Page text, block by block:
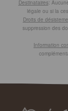
Destinataires:
légale ou si la
Droits de
suppression des
Information